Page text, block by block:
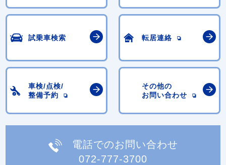
試乗車検索 転居連絡
車検/点検/
整備予約
その他の
お問い合わせ
電話でのお問い合わせ
072-777-3700